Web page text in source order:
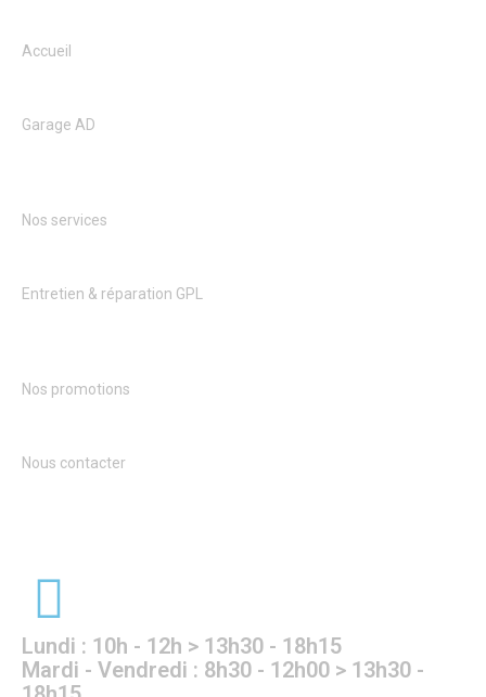
Accueil
Garage AD
Nos services
Entretien & réparation GPL
Nos promotions
Nous contacter
Lundi : 10h - 12h > 13h30 - 18h15
Mardi - Vendredi : 8h30 - 12h00 > 13h30 -